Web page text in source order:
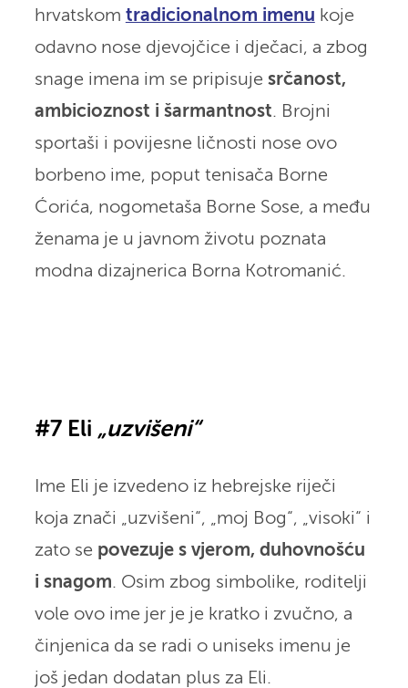
hrvatskom tradicionalnom imenu koje
odavno nose djevojčice i dječaci, a zbog
snage imena im se pripisuje srčanost,
ambicioznost i šarmantnost. Brojni
sportaši i povijesne ličnosti nose ovo
borbeno ime, poput tenisača Borne
Ćorića, nogometaša Borne Sose, a među
ženama je u javnom životu poznata
modna dizajnerica Borna Kotromanić.
#7 Eli „uzvišeni“
Ime Eli je izvedeno iz hebrejske riječi
koja znači „uzvišeni“, „moj Bog“, „visoki“ i
zato se povezuje s vjerom, duhovnošću
i snagom. Osim zbog simbolike, roditelji
vole ovo ime jer je je kratko i zvučno, a
činjenica da se radi o uniseks imenu je
još jedan dodatan plus za Eli.